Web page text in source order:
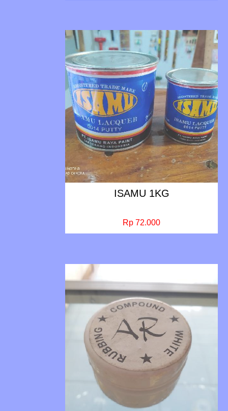
ISAMU 1KG
Rp 72.000